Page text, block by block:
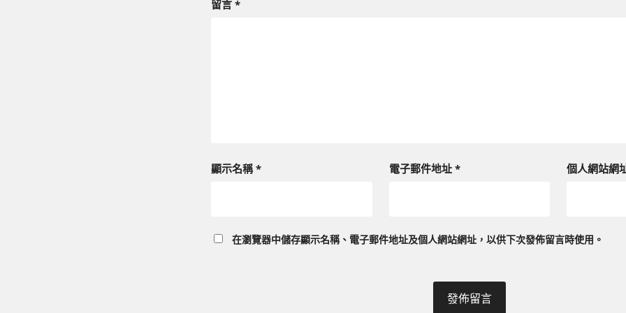
留言 *
顯示名稱* 電子郵件地址 * 個人網站網
在瀏覽器中儲存顯示名稱、電子郵件地址及個人網站網址，以供下次發佈留言時使用。